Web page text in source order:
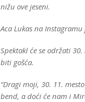
nižu ove jeseni.
Aca Lukas na
Spektakl će se održati
biti gošća.
“Dragi moji, 30. 11.
bend, a doći će nam i